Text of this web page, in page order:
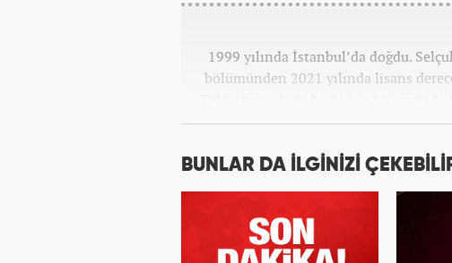
1999 yılında İstanbul’da doğdu.
bölümünden 2021 yılında lisans
Televizyonu’nda başladığı
görevlerinde bulundu. Daha sonra
bulundu. 2024 Mayıs
BUNLAR DA İLGİNİZİ